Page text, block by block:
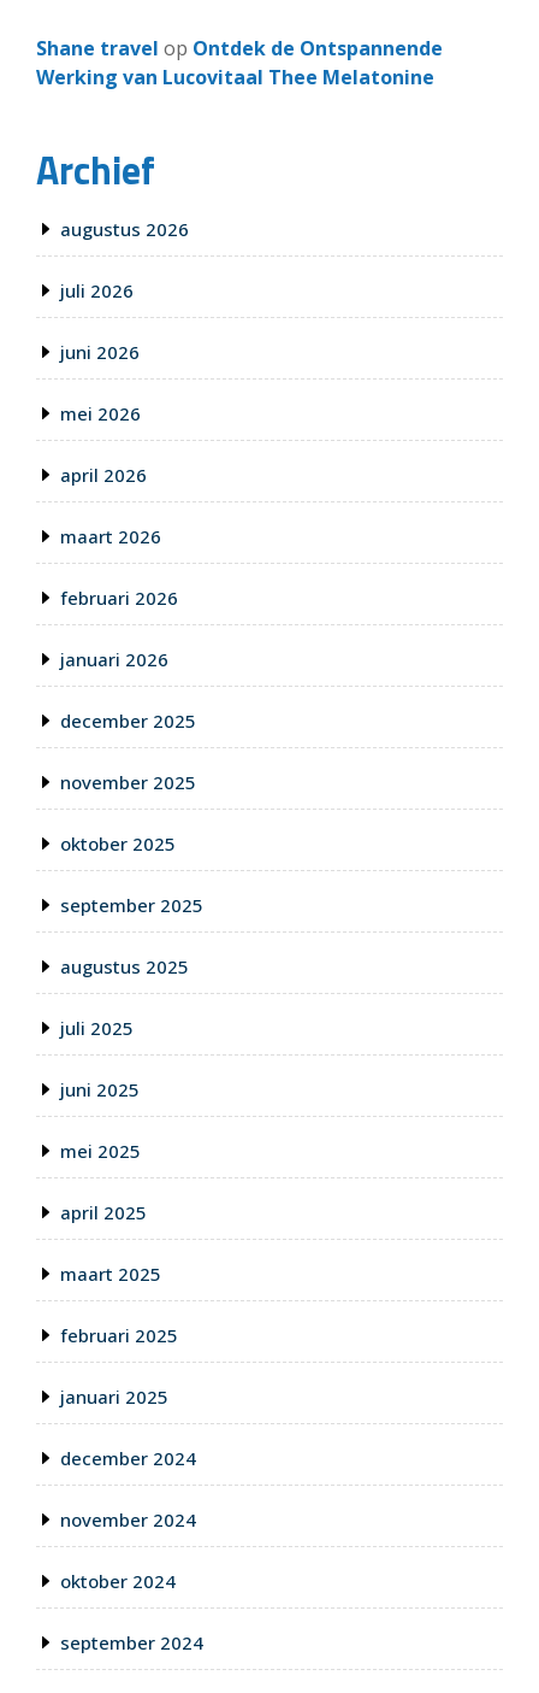
Shane travel op Ontdek de Ontspannende
Werking van Lucovitaal Thee Melatonine
Archief
augustus 2026
juli 2026
juni 2026
mei 2026
april 2026
maart 2026
februari 2026
januari 2026
december 2025
november 2025
oktober 2025
september 2025
augustus 2025
juli 2025
juni 2025
mei 2025
april 2025
maart 2025
februari 2025
januari 2025
december 2024
november 2024
oktober 2024
september 2024